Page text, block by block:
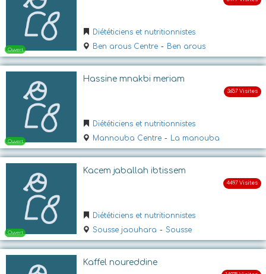
Ouvert
Ouvert
Diététiciens et nutritionnistes
Ben arous Centre - Ben arous
Hassine mnakbi meriam
Diététiciens et nutritionnistes
Mannouba Centre - La manouba
Kacem jaballah ibtissem
Diététiciens et nutritionnistes
Sousse jaouhara - Sousse
Kaffel noureddine